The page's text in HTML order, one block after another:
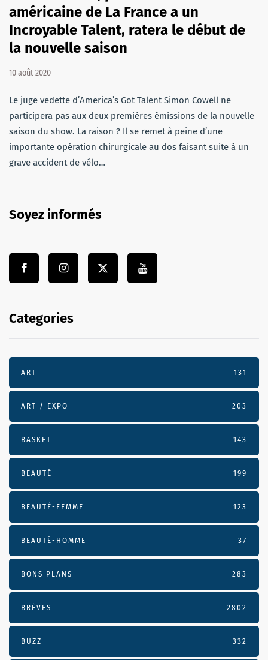
américaine de La France a un
Incroyable Talent, ratera le début de
la nouvelle saison
10 août 2020
Le juge vedette d’America’s Got Talent Simon Cowell ne
participera pas aux deux premières émissions de la nouvelle
saison du show. La raison ? Il se remet à peine d’une
importante opération chirurgicale au dos faisant suite à un
grave accident de vélo…
Soyez informés
Categories
ART 131
ART / EXPO 203
BASKET 143
BEAUTÉ 199
BEAUTÉ-FEMME 123
BEAUTÉ-HOMME 37
BONS PLANS 283
BRÈVES 2802
BUZZ 332